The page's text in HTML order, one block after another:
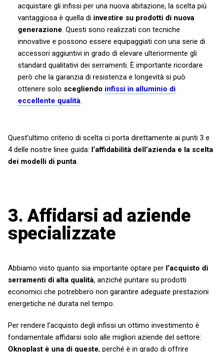
acquistare gli infissi per una nuova abitazione, la scelta più
vantaggiosa è quella di investire su prodotti di nuova
generazione. Questi sono realizzati con tecniche
innovative e possono essere equipaggiati con una serie di
accessori aggiuntivi in grado di elevare ulteriormente gli
standard qualitativi dei serramenti. È importante ricordare
però che la garanzia di resistenza e longevità si può
ottenere solo scegliendo infissi in alluminio di
eccellente qualità.
Quest’ultimo criterio di scelta ci porta direttamente ai punti 3 e
4 delle nostre linee guida: l’affidabilità dell’azienda e la scelta
dei modelli di punta.
3. Affidarsi ad aziende
specializzate
Abbiamo visto quanto sia importante optare per l’acquisto di
serramenti di alta qualità, anziché puntare su prodotti
economici che potrebbero non garantire adeguate prestazioni
energetiche né durata nel tempo.
Per rendere l’acquisto degli infissi un ottimo investimento è
fondamentale affidarsi solo alle migliori aziende del settore:
Oknoplast è una di queste, perché è in grado di offrire